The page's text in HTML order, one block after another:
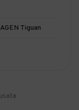
Tiguan